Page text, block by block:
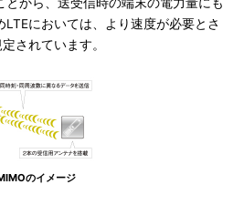
においては、より速度が必要とさ
されています。
のイメージ